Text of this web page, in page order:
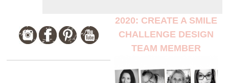
2020: CREATE A SMILE
CHALLENGE DESIGN
TEAM MEMBER